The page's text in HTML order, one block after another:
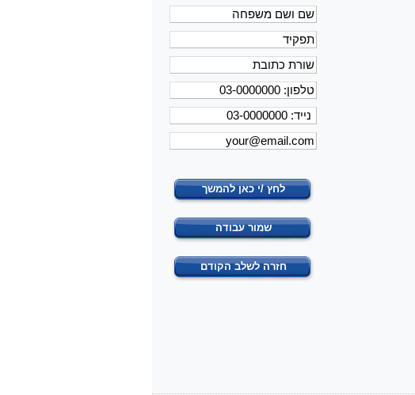
לחץ /י כאן להמשך
שמור עבודה
חזרה לשלב הקודם